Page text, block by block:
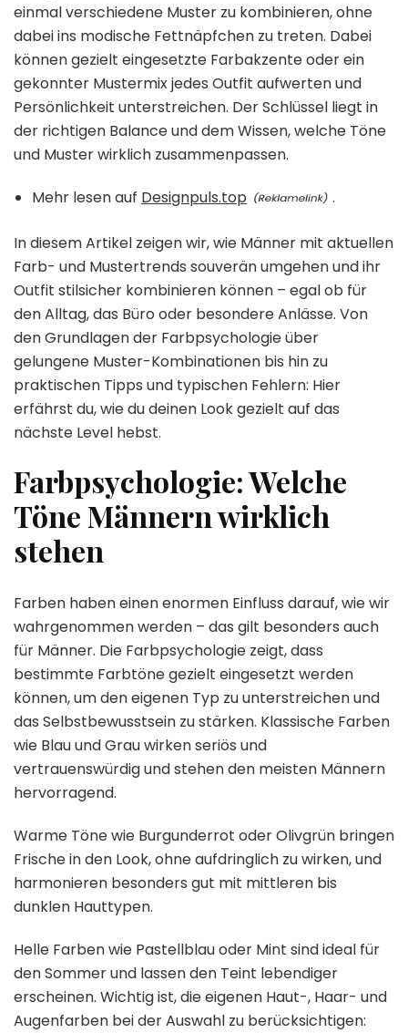
einmal verschiedene Muster zu kombinieren, ohne
dabei ins modische Fettnäpfchen zu treten. Dabei
können gezielt eingesetzte Farbakzente oder ein
gekonnter Mustermix jedes Outfit aufwerten und
Persönlichkeit unterstreichen. Der Schlüssel liegt in
der richtigen Balance und dem Wissen, welche Töne
und Muster wirklich zusammenpassen.
Mehr lesen auf Designpuls.top .
In diesem Artikel zeigen wir, wie Männer mit aktuellen
Farb- und Mustertrends souverän umgehen und ihr
Outfit stilsicher kombinieren können – egal ob für
den Alltag, das Büro oder besondere Anlässe. Von
den Grundlagen der Farbpsychologie über
gelungene Muster-Kombinationen bis hin zu
praktischen Tipps und typischen Fehlern: Hier
erfährst du, wie du deinen Look gezielt auf das
nächste Level hebst.
Farbpsychologie: Welche
Töne Männern wirklich
stehen
Farben haben einen enormen Einfluss darauf, wie wir
wahrgenommen werden – das gilt besonders auch
für Männer. Die Farbpsychologie zeigt, dass
bestimmte Farbtöne gezielt eingesetzt werden
können, um den eigenen Typ zu unterstreichen und
das Selbstbewusstsein zu stärken. Klassische Farben
wie Blau und Grau wirken seriös und
vertrauenswürdig und stehen den meisten Männern
hervorragend.
Warme Töne wie Burgunderrot oder Olivgrün bringen
Frische in den Look, ohne aufdringlich zu wirken, und
harmonieren besonders gut mit mittleren bis
dunklen Hauttypen.
Helle Farben wie Pastellblau oder Mint sind ideal für
den Sommer und lassen den Teint lebendiger
erscheinen. Wichtig ist, die eigenen Haut-, Haar- und
Augenfarben bei der Auswahl zu berücksichtigen: